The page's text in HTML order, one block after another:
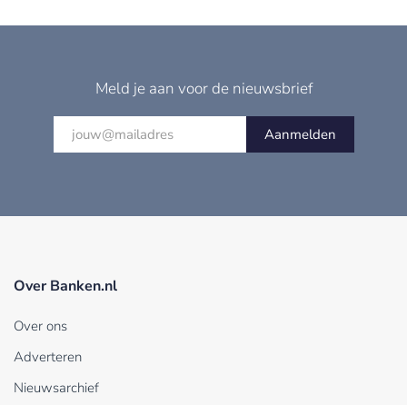
Meld je aan voor de nieuwsbrief
Aanmelden
Over Banken.nl
Over ons
Adverteren
Nieuwsarchief